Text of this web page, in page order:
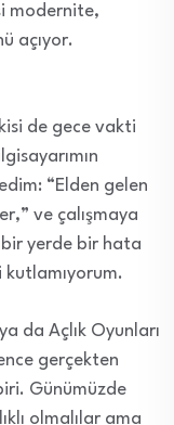
modernite,
açıyor.
de gece vakti
“Elden gelen
ve çalışmaya
yerde bir hata
ya da Açlık Oyunları
gerçekten
Günümüzde
olmalılar ama